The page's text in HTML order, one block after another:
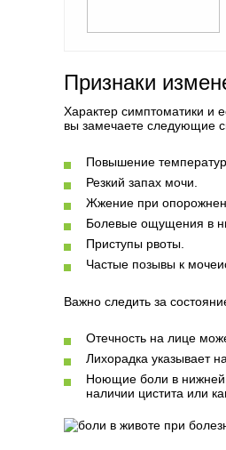
Признаки
Характер симптоматики и
вы замечаете следующие
Повышение
Резкий запах мочи.
Жжение при
Болевые ощущения в
Приступы рвоты.
Частые позывы к
Важно следить за
Отечность на лице
Лихорадка указывает
Ноющие боли в нижней
наличии цистита или